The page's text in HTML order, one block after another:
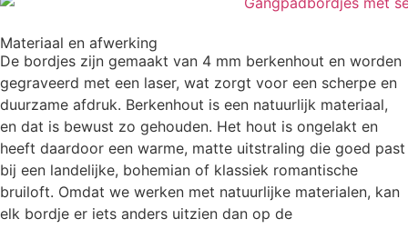
Materiaal en afwerking
De bordjes zijn gemaakt van 4 mm berkenhout en worden
gegraveerd met een laser, wat zorgt voor een scherpe en
duurzame afdruk. Berkenhout is een natuurlijk materiaal,
en dat is bewust zo gehouden. Het hout is ongelakt en
heeft daardoor een warme, matte uitstraling die goed past
bij een landelijke, bohemian of klassiek romantische
bruiloft. Omdat we werken met natuurlijke materialen, kan
elk bordje er iets anders uitzien dan op de